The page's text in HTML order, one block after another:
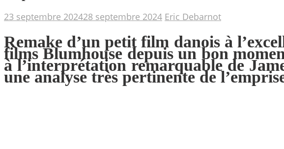
23 septembre 202428 septembre 2024 Eric Debarnot
Remake d’un petit film danois à
films Blumhouse depuis un bon
à l’interprétation remarquable de
une analyse très pertinente de